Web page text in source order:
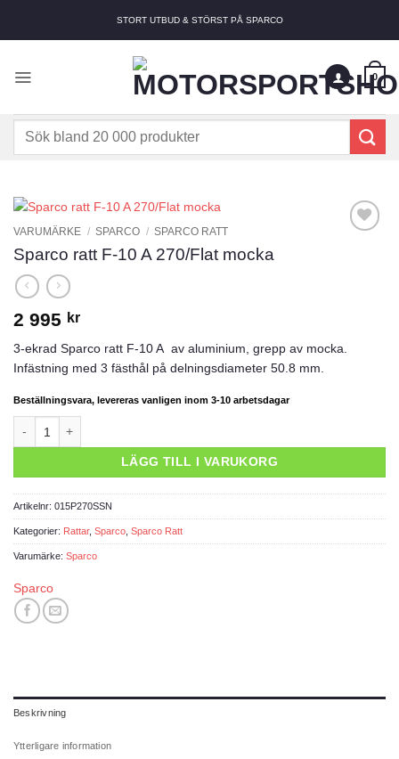
STORT UTBUD & STÖRST PÅ SPARCO
0
Sök
VARUMÄRKE / SPARCO / SPARCO RATT
Sparco ratt F-10 A 270/Flat mocka
2 995 kr
3-ekrad Sparco ratt F-10 A av aluminium, grepp av mocka.
Infästning med 3 fästhål på delningsdiameter 50.8 mm.
Beställningsvara, levereras vanligen inom 3-10 arbetsdagar
LÄGG TILL I VARUKORG
Artikelnr: 015P270SSN
Kategorier: Rattar, Sparco Sparco Ratt
Varumärke: Sparco
Sparco
Beskrivning
Ytterligare information